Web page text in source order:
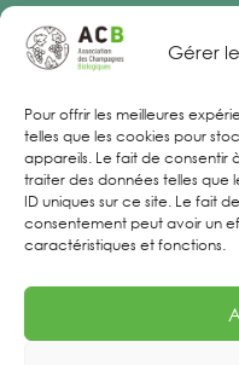
Gérer
Pour offrir les meilleures
telles que les cookies pour
appareils. Le fait de consentir
traiter des données telles
ID uniques sur ce site. Le fait
consentement peut avoir un
caractéristiques et fonctions.
Espace Presse